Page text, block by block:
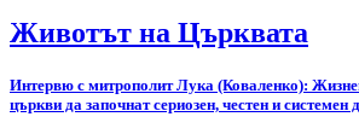
Животът на Църквата
Интервю с митрополит Лука (Коваленко):
църкви да започнат сериозен, честен и системен